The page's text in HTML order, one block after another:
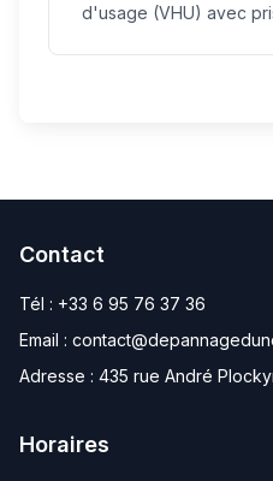
d'usage (VHU) avec
Contact
Tél : +33 6 95 76 37 36
Email :
Adresse : 435 rue André
Horaires